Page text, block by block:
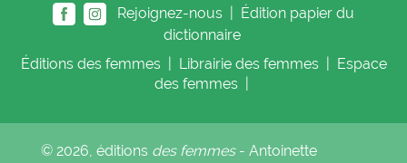
Rejoignez-nous |
Édition papier du
dictionnaire
Éditions des femmes Librairie des femmes
Espace
des femmes
© 2026, éditions des femmes- Antoinette